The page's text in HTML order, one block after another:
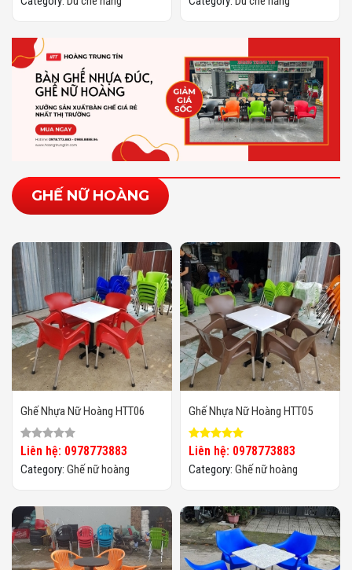
GHẾ NỮ HOÀNG
Ghế Nhựa Nữ Hoàng HTT06
Liên hệ: 0978773883
Category: Ghế nữ hoàng
Ghế Nhựa Nữ Hoàng HTT05
Liên hệ: 0978773883
Category: Ghế nữ hoàng